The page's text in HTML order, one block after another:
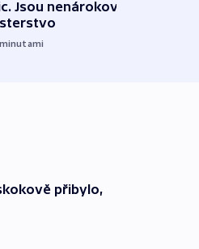
Jsou nenárokové,
minutami
přibylo,